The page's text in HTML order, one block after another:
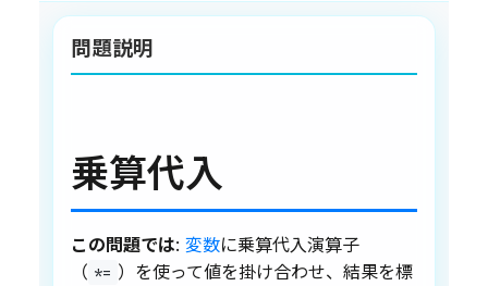
問題説明
乗算代入
この問題では: 変数に乗算代入演算子
（ *= ）を使って値を掛け合わせ、結果を標